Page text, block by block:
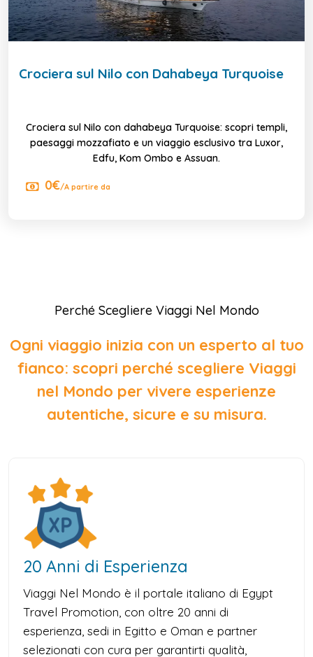
Crociera sul Nilo con Dahabeya Turquoise
Crociera sul Nilo con dahabeya Turquoise: scopri templi,
paesaggi mozzafiato e un viaggio esclusivo tra Luxor,
Edfu, Kom Ombo e Assuan.
0€/A partire da
Perché Scegliere Viaggi Nel Mondo
Ogni viaggio inizia con un esperto al tuo
fianco: scopri perché scegliere Viaggi
nel Mondo per vivere esperienze
autentiche, sicure e su misura.
20 Anni di Esperienza
Viaggi Nel Mondo è il portale italiano di Egypt
Travel Promotion, con oltre 20 anni di
esperienza, sedi in Egitto e Oman e partner
selezionati con cura per garantirti qualità,